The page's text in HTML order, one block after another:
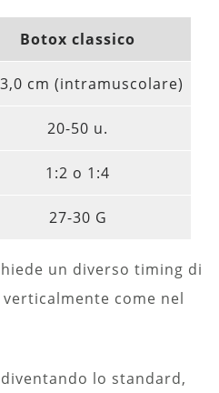
Botox classico
cm (intramuscolare)
20-50 u.
1:2 o 1:4
27-30 G
un diverso timing di
come nel
lo standard,